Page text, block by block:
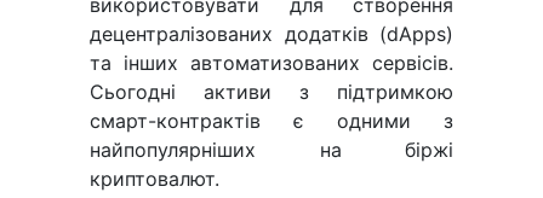
використовувати для створення
децентралізованих додатків (dApps)
та інших автоматизованих сервісів.
Сьогодні активи з підтримкою
смарт-контрактів є одними з
найпопулярніших на біржі
криптовалют.